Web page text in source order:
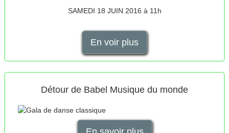
SAMEDI 18 JUIN 2016 à 11h
En voir plus
Détour de Babel Musique du monde